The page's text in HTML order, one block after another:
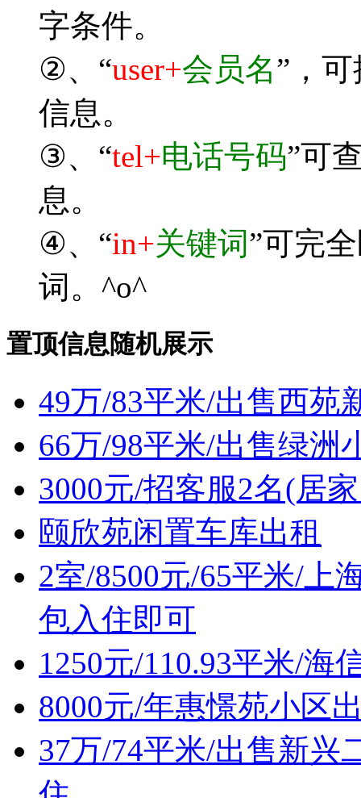
字条件。
②、“user+会员名”，
信息。
③、“tel+电话号码”可
息。
④、“in+关键词”可完
词。^o^
置顶信息随机展示
49万/83平米/出售西苑
66万/98平米/出售绿洲
3000元/招客服2名(居
颐欣苑闲置车库出租
2室/8500元/65平米/上
包入住即可
1250元/110.93平米/海
8000元/年惠憬苑小区
37万/74平米/出售新兴